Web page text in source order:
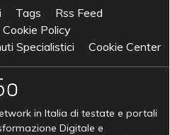
Tags
Rss Feed
Policy
Specialistici
Cookie Center
in Italia di testate e portali
Digitale e